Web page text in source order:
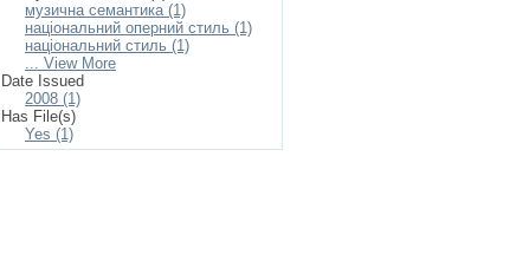
музична семантика (1)
національний оперний стиль (1)
національний стиль (1)
... View More
Date Issued
2008 (1)
Has File(s)
Yes (1)